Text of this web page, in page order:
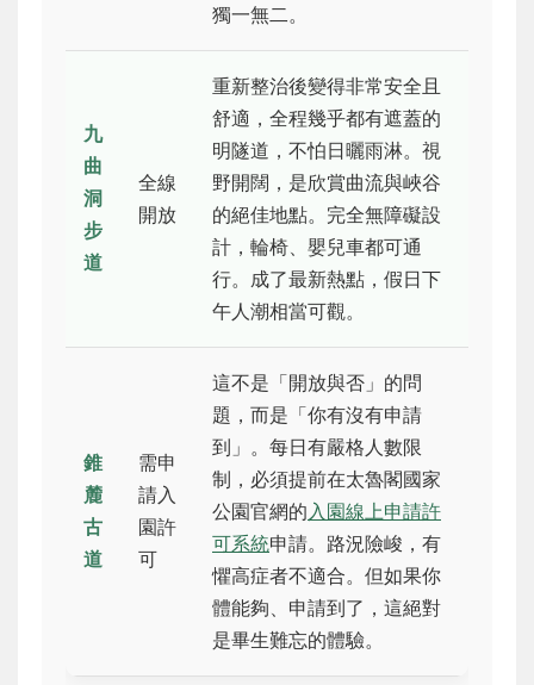
獨一無二。
九
曲
洞
步
道
全線
開放
重新整治後變得非常安全且
舒適，全程幾乎都有遮蓋的
明隧道，不怕日曬雨淋。視
野開闊，是欣賞曲流與峽谷
的絕佳地點。完全無障礙設
計，輪椅、嬰兒車都可通
行。成了最新熱點，假日下
午人潮相當可觀。
錐
麓
古
道
需申
請入
園許
可
這不是「開放與否」的問
題，而是「你有沒有申請
到」。每日有嚴格人數限
制，必須提前在太魯閣國家
公園官網的 入園線上申請許
可系統申請。路況險峻，有
懼高症者不適合。但如果你
體能夠、申請到了，這絕對
是畢生難忘的體驗。